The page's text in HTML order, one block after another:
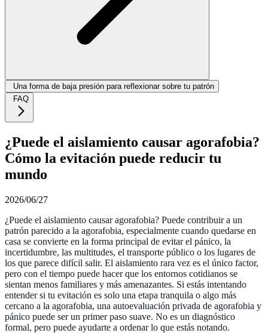
Una forma de baja presión para reflexionar sobre tu patrón
FAQ
¿Puede el aislamiento causar agorafobia?
Cómo la evitación puede reducir tu
mundo
2026/06/27
¿Puede el aislamiento causar agorafobia? Puede contribuir a un
patrón parecido a la agorafobia, especialmente cuando quedarse en
casa se convierte en la forma principal de evitar el pánico, la
incertidumbre, las multitudes, el transporte público o los lugares de
los que parece difícil salir. El aislamiento rara vez es el único factor,
pero con el tiempo puede hacer que los entornos cotidianos se
sientan menos familiares y más amenazantes. Si estás intentando
entender si tu evitación es solo una etapa tranquila o algo más
cercano a la agorafobia, una autoevaluación privada de agorafobia y
pánico puede ser un primer paso suave. No es un diagnóstico
formal, pero puede ayudarte a ordenar lo que estás notando.